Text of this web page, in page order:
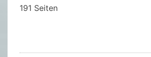
191 Seiten